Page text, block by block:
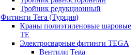
Тройник редукционный
Фитинги Тега (Турция)
Краны полиэтиленовые шаровые
TE
Электросварные фитинги TEGA
Вентили Tega